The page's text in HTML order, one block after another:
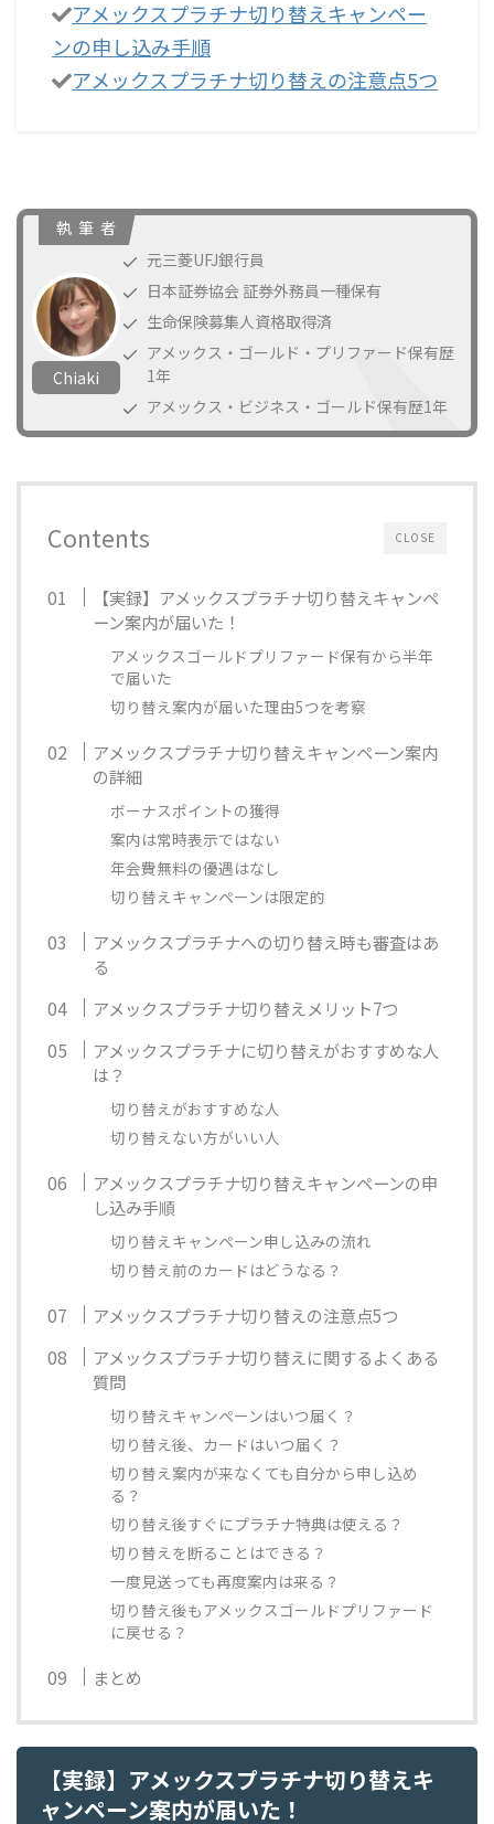
アメックスプラチナ切り替えキャンペー
ンの申し込み手順
アメックスプラチナ切り替えの注意点5つ
執 筆 者
Chiaki
元三菱UFJ銀行員
日本証券協会 証券外務員一種保有
生命保険募集人資格取得済
アメックス・ゴールド・プリファード保有歴
1年
アメックス・ビジネス・ゴールド保有歴1年
CLOSE
Contents
【実録】アメックスプラチナ切り替えキャンペ
ーン案内が届いた！
アメックスゴールドプリファード保有から半年
で届いた
切り替え案内が届いた理由5つを考察
アメックスプラチナ切り替えキャンペーン案内
の詳細
ボーナスポイントの獲得
案内は常時表示ではない
年会費無料の優遇はなし
切り替えキャンペーンは限定的
アメックスプラチナへの切り替え時も審査はあ
る
アメックスプラチナ切り替えメリット7つ
アメックスプラチナに切り替えがおすすめな人
は？
切り替えがおすすめな人
切り替えない方がいい人
アメックスプラチナ切り替えキャンペーンの申
し込み手順
切り替えキャンペーン申し込みの流れ
切り替え前のカードはどうなる？
アメックスプラチナ切り替えの注意点5つ
アメックスプラチナ切り替えに関するよくある
質問
切り替えキャンペーンはいつ届く？
切り替え後、カードはいつ届く？
切り替え案内が来なくても自分から申し込め
る？
切り替え後すぐにプラチナ特典は使える？
切り替えを断ることはできる？
一度見送っても再度案内は来る？
切り替え後もアメックスゴールドプリファード
に戻せる？
まとめ
【実録】アメックスプラチナ切り替えキ
ャンペーン案内が届いた！